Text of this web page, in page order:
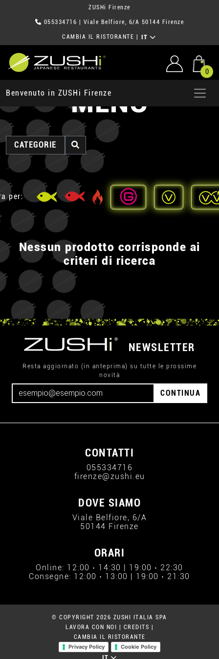
ZUSHi Firenze
055334716 | Viale Belfiore, 6/A 50144 Firenze
CAMBIA IL RISTORANTE IT
0
Benvenuto in ZUSHi Firenze
MENU
CATEGORIE
per:
Nessun prodotto corrisponde ai
criteri di ricerca
NEWSLETTER
Resta aggiornato (in anteprima) su tutte le prossime
novità
CONTINUA
CONTATTI
055334716
firenze@zushi.eu
DOVE SIAMO
Viale Belfiore, 6/A
50144 Firenze
ORARI
Online: 12:00 › 14:30 | 19:00 › 22:30
Consegne: 12:00 › 13:00 | 19:00 › 21:30
© COPYRIGHT 2026 ZUSHI ITALIA SPA
LAVORA CON NOI
CREDITS
CAMBIA IL RISTORANTE
Privacy Policy
Cookie Policy